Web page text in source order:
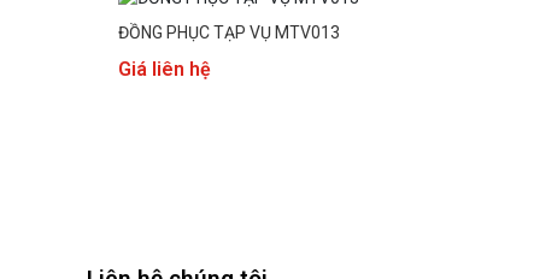
ĐỒNG PHỤC TẠP VỤ MTV013
Giá liên hệ